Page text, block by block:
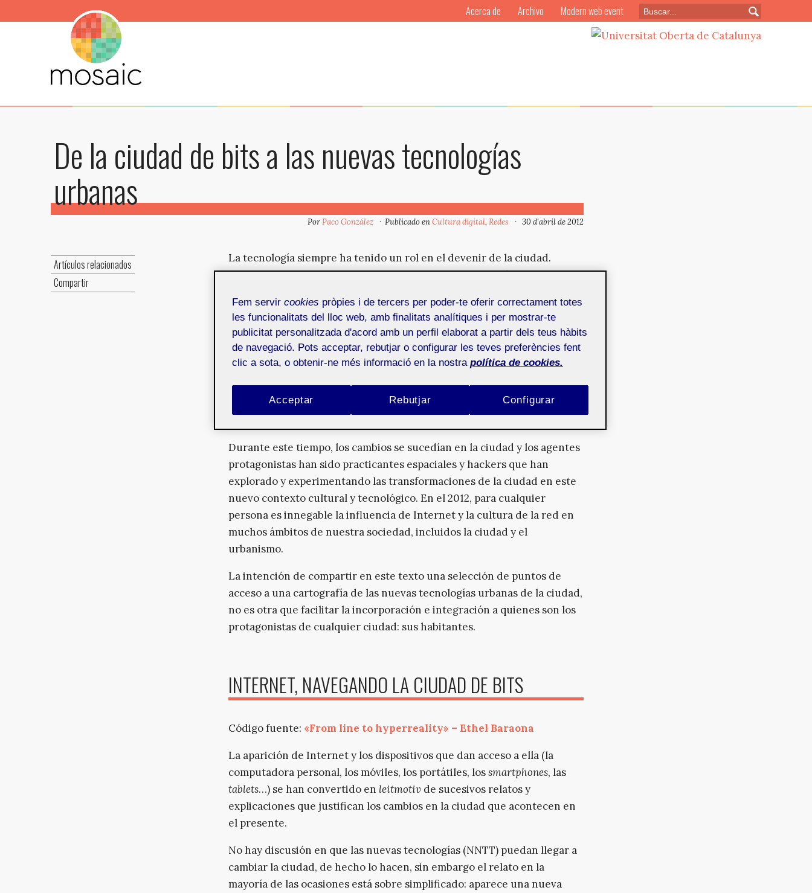
De la ciudad de bits a las nuevas tecnologías
urbanas
PorPaco González Publicado enCultura digital, Redes 30 d'abril de 2012
Artículos relacionados
Compartir
La tecnología siempre ha tenido un rol en el devenir de la ciudad.
Desde su inicio con la agricultura, pasando por el automóvil, a los
influye en la vida de los habitantes de las ciudades.
Uno de los primeros escenarios que dibuja el cambio de cómo se
comprende la ciudad desde lo digital es el libro «City of Bits. Space,
Place, and the Infobahn.” deWilliam J. Mitchell. Transcurridos más de 15
años desde su publicación, vemos como los medios de comunicación de
masas utilizan conceptos como el desmart city smart citizens [1]o
Durante este tiempo, los cambios se sucedían en la ciudad y los agentes
protagonistas han sido practicantes espaciales y hackers que han
explorado y experimentando las transformaciones de la ciudad en este
nuevo contexto cultural y tecnológico. En el 2012, para cualquier
persona es innegable la influencia de Internet y la cultura de la red en
muchos ámbitos de nuestra sociedad, incluidos la ciudad y el
urbanismo.
La intención de compartir en este texto una selección de puntos de
acceso a una cartografía de las nuevas tecnologías urbanas de la ciudad,
no es otra que facilitar la incorporación e integración a quienes son los
protagonistas de cualquier ciudad: sus habitantes.
INTERNET, NAVEGANDO LA CIUDAD DE BITS
Código fuente: «From line to hyperreality» – Ethel Baraona
La aparición de Internet y los dispositivos que dan acceso a ella (la
computadora personal, los móviles, los portátiles, lossmartphones, las
tablets…) se han convertido en leitmotiv de sucesivos relatos y
explicaciones que justifican los cambios en la ciudad que acontecen en
el presente.
No hay discusión en que las nuevas tecnologías (NNTT) puedan llegar a
cambiar la ciudad, de hecho lo hacen, sin embargo el relato en la
mayoría de las ocasiones está sobre simplificado: aparece una nueva
Acerca de Archivo Modern web event
Fem servir cookies pròpies i de tercers per poder-te oferir correctament totes
les funcionalitats del lloc web, amb finalitats analítiques i per mostrar-te
publicitat personalitzada d'acord amb un perfil elaborat a partir dels teus hàbits
de navegació. Pots acceptar, rebutjar o configurar les teves preferències fent
clic a sota, o obtenir-ne més informació en la nostra política de cookies.
Rebutjar
Acceptar Configurar